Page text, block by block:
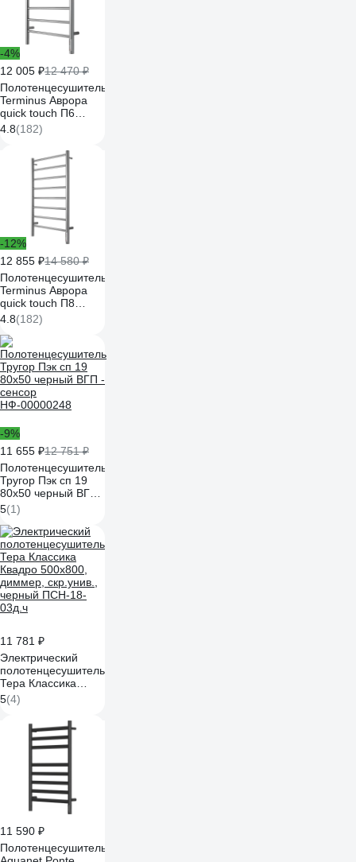
-4%
12 005 ₽12 470 ₽
Полотенцесушитель
Terminus Аврора
quick touch П6
500x650
4670078531155
4.8(182)
-12%
12 855 ₽14 580 ₽
Полотенцесушитель
Terminus Аврора
quick touch П8
500x850
4670078531179
4.8(182)
-9%
11 655 ₽12 751 ₽
Полотенцесушитель
Тругор Пэк сп 19
80х50 черный ВГП -
сенсор
НФ-00000248
5(1)
11 781 ₽
Электрический
полотенцесушитель
Тера Классика
Квадро 500x800,
диммер, скр.унив.,
черный ПСН-18-
5(4)
11 590 ₽
Полотенцесушитель